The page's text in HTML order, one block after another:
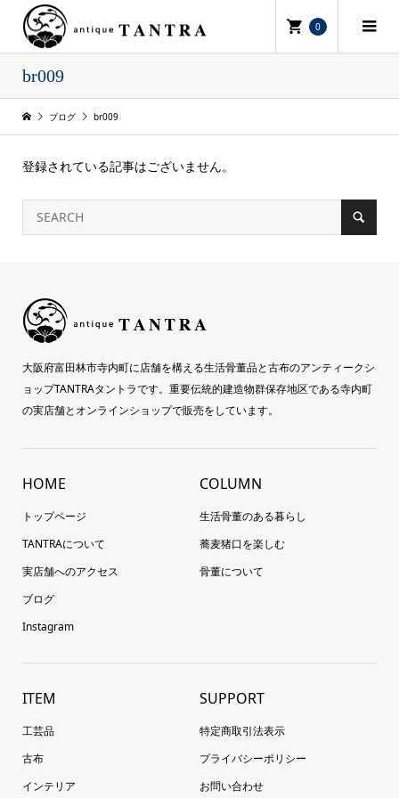
0
br009
ブログ br009
登録されている記事はございません。
大阪府富田林市寺内町に店舗を構える生活骨董品と古布のアンティークシ
ョップTANTRAタントラです。重要伝統的建造物群保存地区である寺内町
の実店舗とオンラインショップで販売をしています。
HOME
トップページ
TANTRAについて
実店舗へのアクセス
ブログ
Instagram
COLUMN
生活骨董のある暮らし
蕎麦猪口を楽しむ
骨董について
ITEM
工芸品
古布
インテリア
SUPPORT
特定商取引法表示
プライバシーポリシー
お問い合わせ